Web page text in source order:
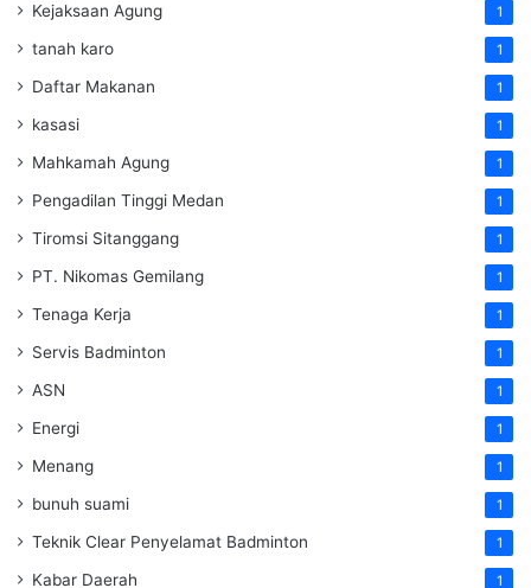
Kejaksaan Agung 1
tanah karo 1
Daftar Makanan 1
kasasi 1
Mahkamah Agung 1
Pengadilan Tinggi Medan 1
Tiromsi Sitanggang 1
PT. Nikomas Gemilang 1
Tenaga Kerja 1
Servis Badminton 1
ASN 1
Energi 1
Menang 1
bunuh suami 1
Teknik Clear Penyelamat Badminton 1
Kabar Daerah 1